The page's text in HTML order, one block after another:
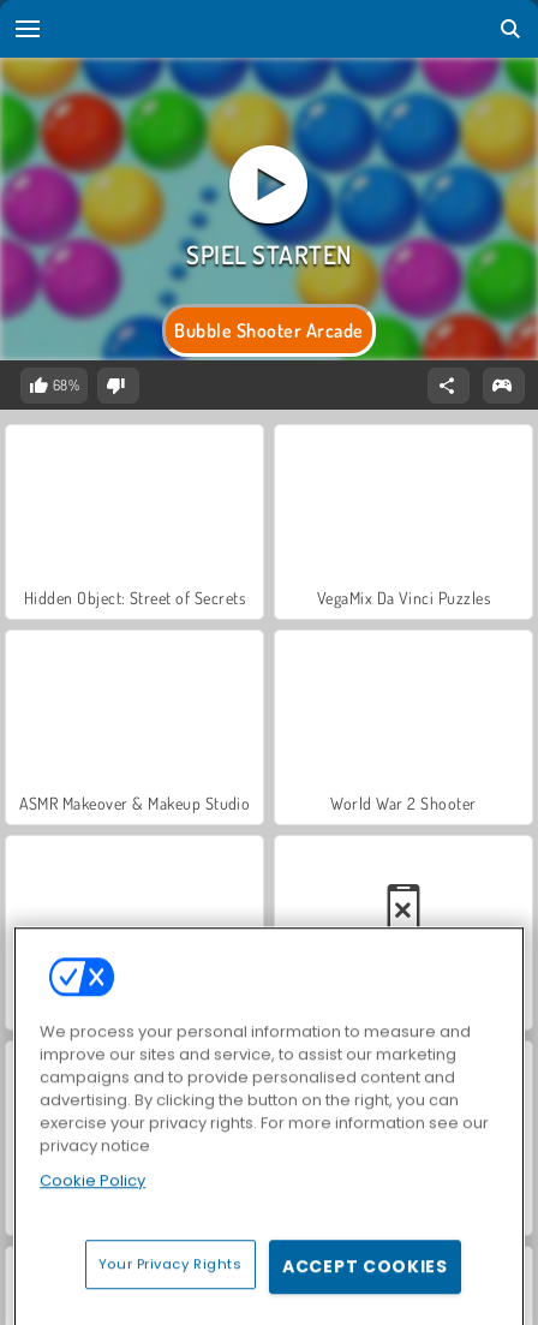
Bubble Shooter Arcade
68%
Hidden Object: Street of Secrets VegaMix Da Vinci Puzzles
ASMR Makeover & Makeup Studio World War 2 Shooter
We process your personal information to measure and
improve our sites and service, to assist our marketing
campaigns and to provide personalised content and
advertising. By clicking the button on the right, you can
exercise your privacy rights. For more information see our
privacy notice
Cookie Policy
Your Privacy Rights ACCEPT COOKIES